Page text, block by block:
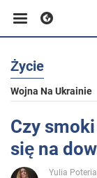
Biznes
Sport
Rozrywka
Życie
Wojna Na Ukrainie
Czy
się na
Yulia